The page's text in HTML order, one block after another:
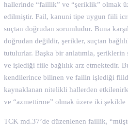
hallerinde “faillik” ve “şeriklik” olmak
edilmiştir. Fail, kanuni tipe uygun fiili
suçtan doğrudan sorumludur. Buna
doğrudan değildir, şerikler, suçtan
tutulurlar. Başka bir anlatımla, şeriklerin
ve işlediği fiile bağlılık arz etmektedir.
kendilerince bilinen ve failin işlediği
kaynaklanan nitelikli hallerden
ve “azmettirme” olmak üzere iki şekilde
TCK md.37’de düzenlenen faillik,